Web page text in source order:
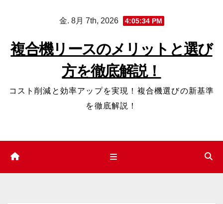
プ
金. 8月 7th, 2026 4:05:35 PM
複合機リースのメリットと選び
方を徹底解説！
コスト削減と効率アップを実現！複合機選びの新基準
を徹底解説！